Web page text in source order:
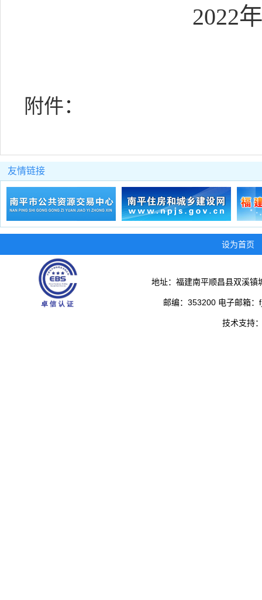
2022
附件：
友情链接
设为首页
地址：福建南平顺昌县双溪
邮编：353200 电子邮箱
技术支持